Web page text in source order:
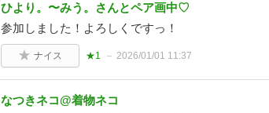
ひより。〜みう。さんとペア画中♡
参加しました！よろしくですっ！
ナイス ★1 2026/01/01 11:37
なつきネコ@着物ネコ